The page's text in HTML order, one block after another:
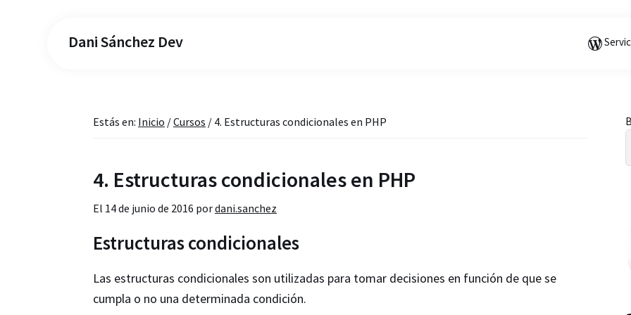
Dani Sánchez Dev
Estás en: Inicio /Cursos / 4. Estructuras condicionales en PHP
4. Estructuras condicionales en PHP
El 14 de junio de 2016 pordani.sanchez
Estructuras condicionales
Las estructuras condicionales son utilizadas para tomar decisiones en función de que se
cumpla o no una determinada condición.